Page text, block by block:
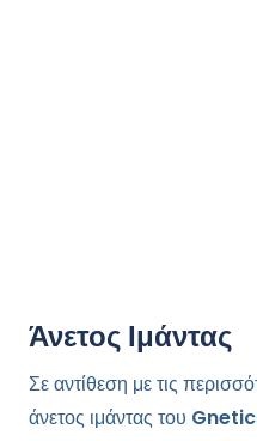
Άνετος Ιμάντας
Σε αντίθεση με τις
άνετος ιμάντας του